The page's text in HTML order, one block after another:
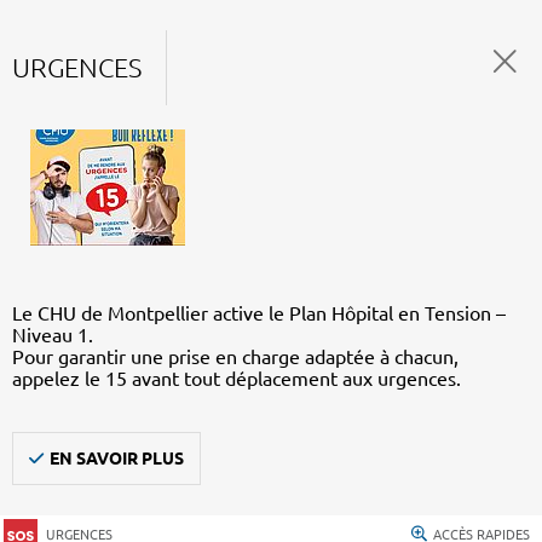
URGENCES
Le CHU de Montpellier active le Plan Hôpital en Tension –
Niveau 1.
Pour garantir une prise en charge adaptée à chacun,
appelez le 15 avant tout déplacement aux urgences.
EN SAVOIR PLUS
URGENCES ACCÈS RAPIDES